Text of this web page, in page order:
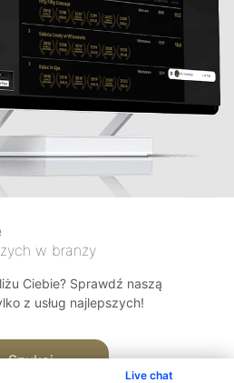
Live chat
w branży
Ciebie? Sprawdź naszą
z usług najlepszych!
Szukaj